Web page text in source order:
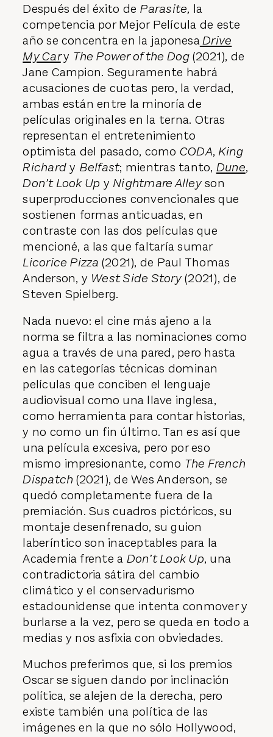
Después del éxito de Parasite, la
competencia por Mejor Película de este
año se concentra en la japonesaDrive
My Cary The Power of the Dog(2021), de
Jane Campion. Seguramente habrá
acusaciones de cuotas pero, la verdad,
ambas están entre la minoría de
películas originales en la terna. Otras
representan el entretenimiento
optimista del pasado, como CODA, King
Richardy Belfast; mientras tanto, Dune,
Don’t Look Up y Nightmare Alleyson
superproducciones convencionales que
sostienen formas anticuadas, en
contraste con las dos películas que
mencioné, a las que faltaría sumar
Licorice Pizza (2021), de Paul Thomas
Anderson, y West Side Story(2021), de
Steven Spielberg.
Nada nuevo: el cine más ajeno a la
norma se filtra a las nominaciones como
agua a través de una pared, pero hasta
en las categorías técnicas dominan
películas que conciben el lenguaje
audiovisual como una llave inglesa,
como herramienta para contar historias,
y no como un fin último. Tan es así que
una película excesiva, pero por eso
mismo impresionante, como The French
Dispatch (2021), de Wes Anderson, se
quedó completamente fuera de la
premiación. Sus cuadros pictóricos, su
montaje desenfrenado, su guion
laberíntico son inaceptables para la
Academia frente a Don’t Look Up, una
contradictoria sátira del cambio
climático y el conservadurismo
estadounidense que intenta conmover y
burlarse a la vez, pero se queda en todo a
medias y nos asfixia con obviedades.
Muchos preferimos que, si los premios
Oscar se siguen dando por inclinación
política, se alejen de la derecha, pero
existe también una política de las
imágenes en la que no sólo Hollywood,